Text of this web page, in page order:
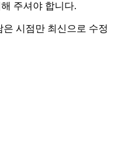
주셔야 합니다.
시점만 최신으로 수정